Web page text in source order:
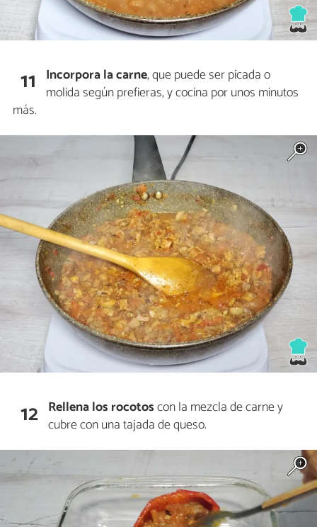
11 Incorpora lacarne, que puede ser picada o
molida según prefieras, y cocina por unos minutos
más.
12 Rellena los rocotoscon la mezcla de carne y
cubre con una tajada de queso.